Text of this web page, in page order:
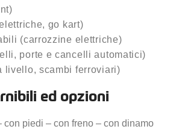
go kart)
(carrozzine elettriche)
porte e cancelli automatici)
livello, scambi ferroviari)
ed opzioni
con piedi – con freno – con dinamo